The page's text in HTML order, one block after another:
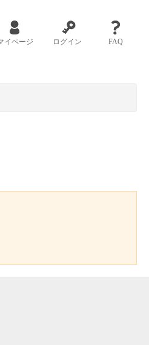
イページ ログイン FAQ